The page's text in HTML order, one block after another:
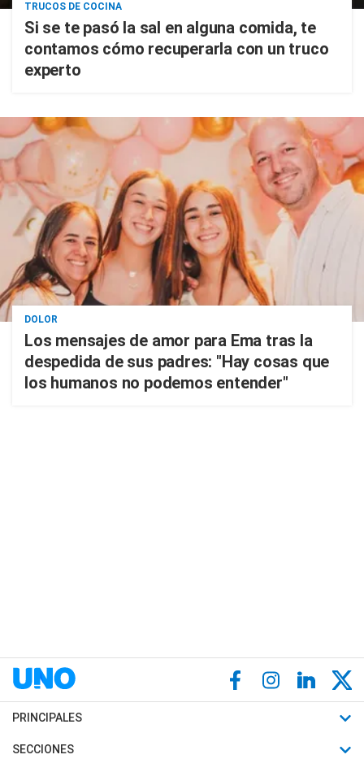
TRUCOS DE COCINA
Si se te pasó la sal en alguna comida, te
contamos cómo recuperarla con un truco
experto
DOLOR
Los mensajes de amor para Ema tras la
despedida de sus padres: "Hay cosas que
los humanos no podemos entender"
PRINCIPALES
Últimas Noticias
SECCIONES